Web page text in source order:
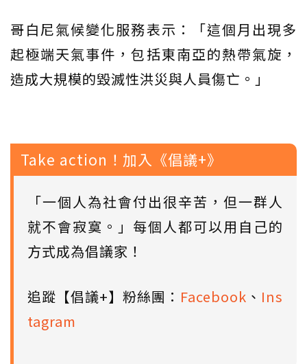
哥白尼氣候變化服務表示：「這個月出現多
起極端天氣事件，包括東南亞的熱帶氣旋，
造成大規模的毀滅性洪災與人員傷亡。」
Take action！加入《倡議+》
「一個人為社會付出很辛苦，但一群人
就不會寂寞。」每個人都可以用自己的
方式成為倡議家！
追蹤【倡議+】粉絲團： Facebook 、 Ins
tagram